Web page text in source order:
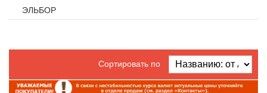
ЭЛЬБОР
Сортировать по